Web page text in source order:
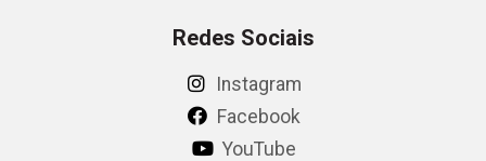
Redes Sociais
Instagram
Facebook
YouTube